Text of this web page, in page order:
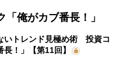
俺がカブ番長！」
いトレンド見極め術 投資コ
！」【第11回】